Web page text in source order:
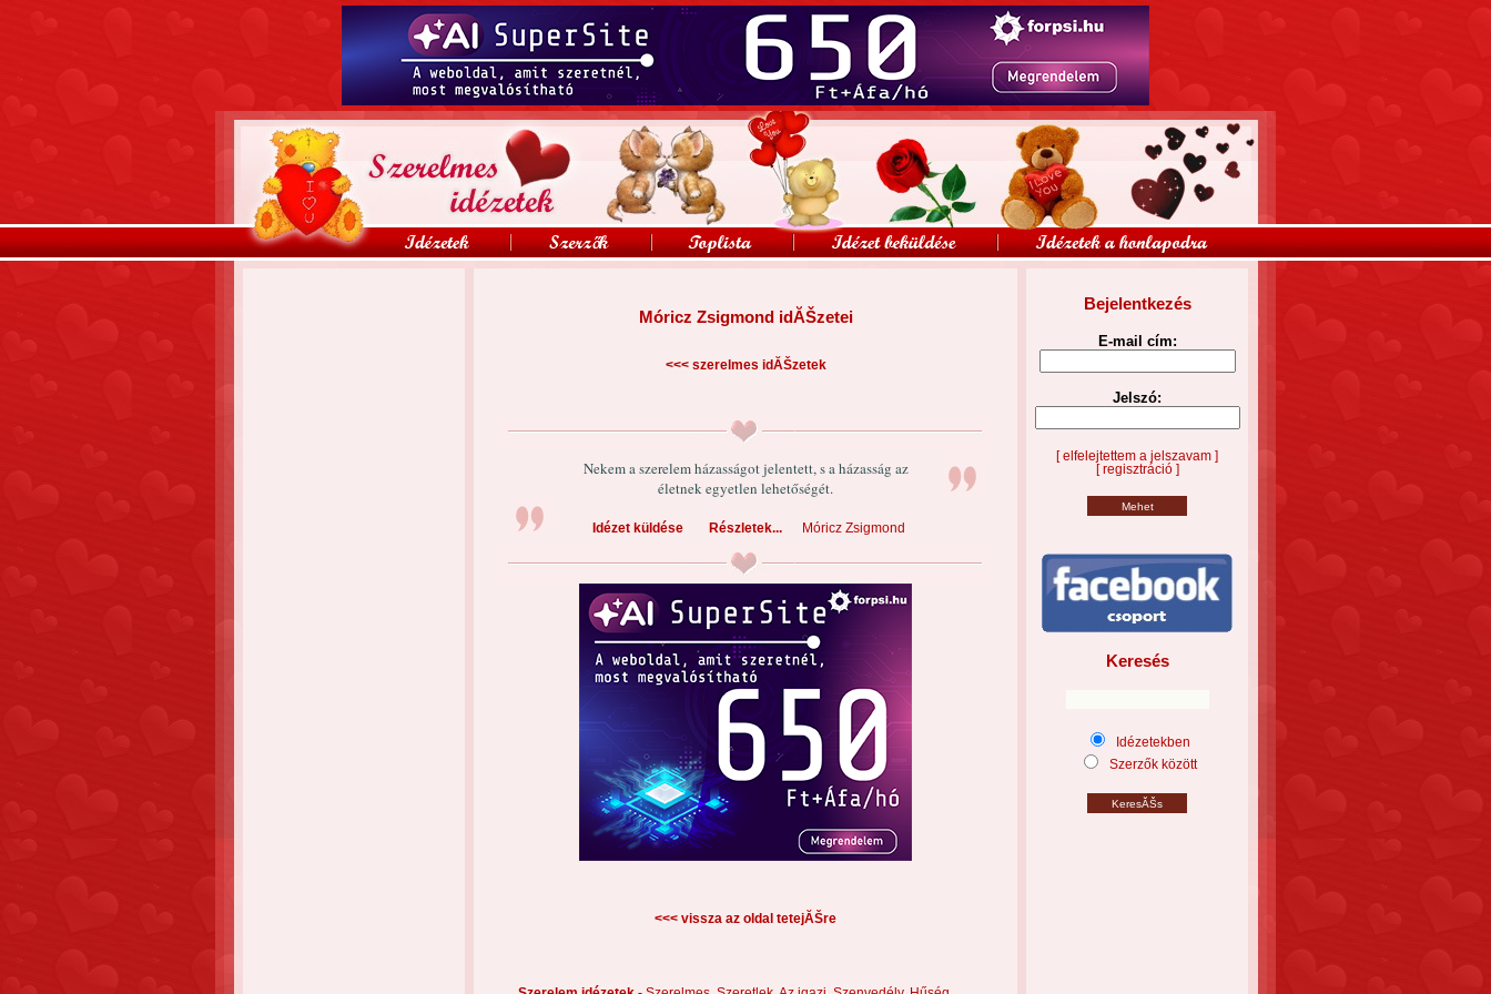
Móricz Zsigmond idĂŠzetei
<<< szerelmes idĂŠzetek
Nekem a szerelem házasságot jelentett, s a házasság az
életnek egyetlen lehetőségét.
Idézet küldése Részletek... Móricz Zsigmond
<<< vissza az oldal tetejĂŠre
Bejelentkezés
E-mail cím:
Jelszó:
[ elfelejtettem a jelszavam ]
[ regisztráció ]
Keresés
Idézetekben
Szerzők között